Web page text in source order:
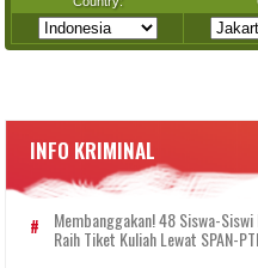
INFO KRIMINAL
Membanggakan! 48 Siswa-Siswi
Raih Tiket Kuliah Lewat SPAN-